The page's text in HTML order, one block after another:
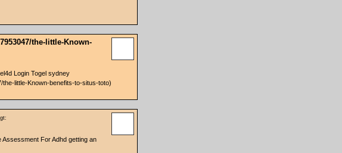
the-little-Known-
Login Togel sydney
little-Known-benefits-to-situs-toto)
For Adhd getting an